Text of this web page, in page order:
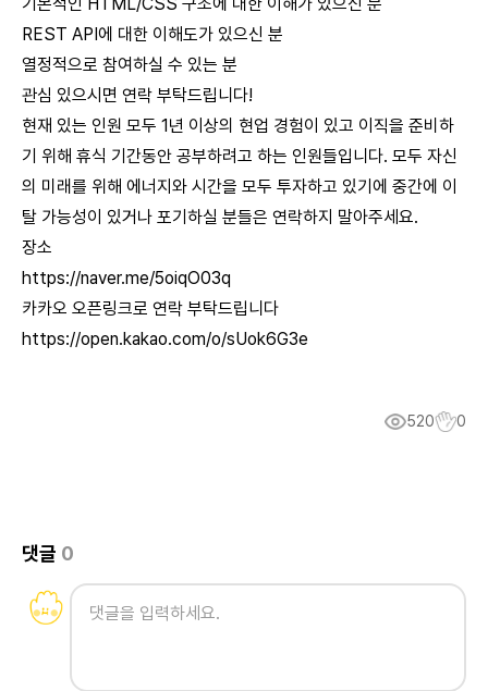
REST API에 대한 이해도가 있으신 분
열정적으로 참여하실 수 있는 분
관심 있으시면 연락 부탁드립니다!
현재 있는 인원 모두 1년 이상의 현업 경험이 있고 이직을 준비하
기 위해 휴식 기간동안 공부하려고 하는 인원들입니다. 모두 자신
의 미래를 위해 에너지와 시간을 모두 투자하고 있기에 중간에 이
탈 가능성이 있거나 포기하실 분들은 연락하지 말아주세요.
장소
https://naver.me/5oiqO03q
카카오 오픈링크로 연락 부탁드립니다
https://open.kakao.com/o/sUok6G3e
520 0
댓글 0